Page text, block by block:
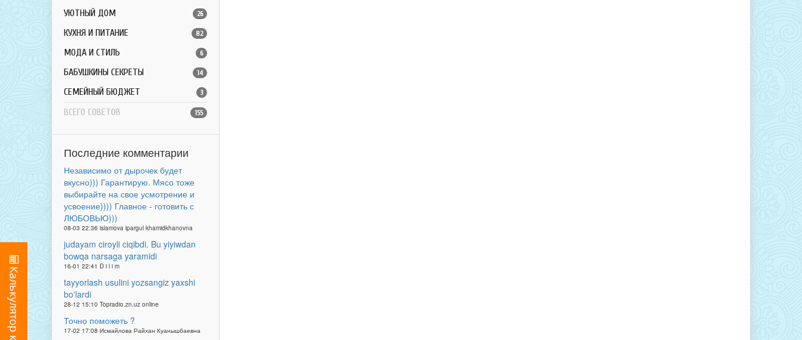
УЮТНЫЙ ДОМ 26
КУХНЯ И ПИТАНИЕ 82
МОДА И СТИЛЬ 6
БАБУШКИНЫ СЕКРЕТЫ 14
СЕМЕЙНЫЙ БЮДЖЕТ 3
ВСЕГО СОВЕТОВ 155
Последние комментарии
Независимо от дырочек будет
вкусно))) Гарантирую. Мясо тоже
выбирайте на свое усмотрение и
усвоение)))) Главное - готовить с
ЛЮБОВЬЮ)))
08-03 22:36 islamova ipargul khamidkhanovna
judayam ciroyli ciqibdi. Bu yiyiwdan
bowqa narsaga yaramidi
16-01 22:41 D i l i m
tayyorlash usulini yozsangiz yaxshi
bo'lardi
28-12 15:10 Topradio.zn.uz online
Точно поможеть ?
17-02 17:08 Исмайлова Райхан Куанышбаевна